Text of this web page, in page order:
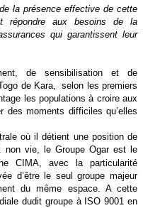
la présence effective de cette
répondre aux besoins de la
qui garantissent leur
de sensibilisation et de
de Kara, selon les premiers
les populations à croire aux
des moments difficiles qu’elles
où il détient une position de
vie, le Groupe Ogar est le
CIMA, avec la particularité
d’être le seul groupe majeur
du même espace. A cette
dudit groupe à ISO 9001 en